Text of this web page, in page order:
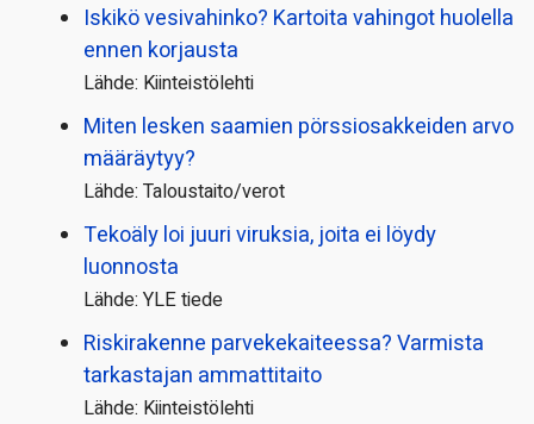
Iskikö vesivahinko? Kartoita vahingot huolella
ennen korjausta
Lähde: Kiinteistölehti
Miten lesken saamien pörssi­osakkeiden arvo
määräytyy?
Lähde: Taloustaito/verot
Tekoäly loi juuri viruksia, joita ei löydy
luonnosta
Lähde: YLE tiede
Riskirakenne parvekekaiteessa? Varmista
tarkastajan ammattitaito
Lähde: Kiinteistölehti